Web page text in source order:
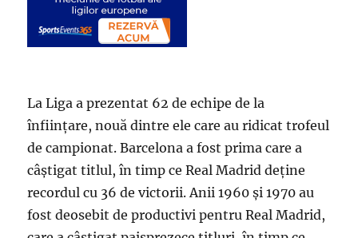
La Liga a prezentat 62 de echipe de la
înființare, nouă dintre ele care au ridicat trofeul
de campionat. Barcelona a fost prima care a
câștigat titlul, în timp ce Real Madrid deține
recordul cu 36 de victorii. Anii 1960 și 1970 au
fost deosebit de productivi pentru Real Madrid,